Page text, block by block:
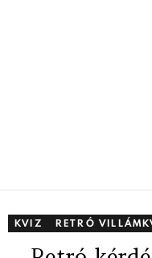
KVIZ RETRÓ